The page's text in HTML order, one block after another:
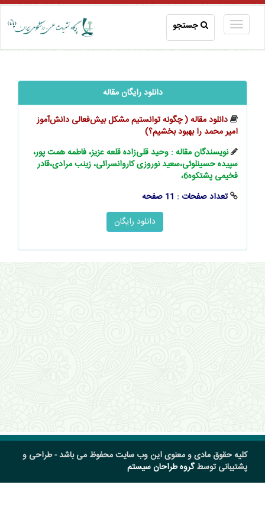
جستجو
دانلود رایگان مقاله
دانلود مقاله ( چگونه توانستیم مشکل ‌‌‌‌‌بیش‌فعالی ‌‌‌‌‌دانش‌آموز
امیر محمد را بهبود بخشیم؟)
نویسندگان مقاله : وحید قلی‌زاده قلعه عزیز، فاطمه همت‌ پور،
سپیده حسینلوئی،سعید نوروزی کاروانسرائی، زینب مرادی،قادر
فخیمی پشتکوه6،
تعداد صفحات : 11 صفحه
کلیه حقوق مادی و معنوی این وب سایت محفوظ می باشد - طراحی و
پشتیبانی توسطگروه طراحان سیستم